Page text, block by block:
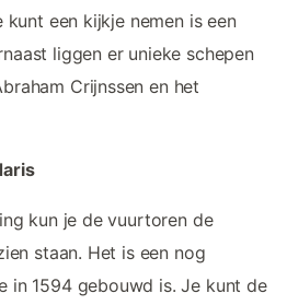
kunt een kijkje nemen is een
liggen er unieke schepen
Crijnssen en het
kun je de vuurtoren de
staan. Het is een nog
in 1594 gebouwd is. Je kunt de